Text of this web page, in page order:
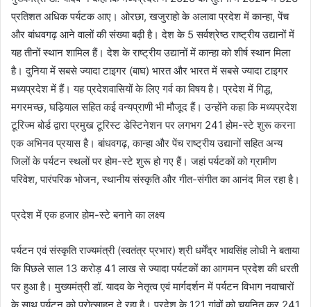
प्रतिशत अधिक पर्यटक आए। ओरछा, खजुराहो के अलावा प्रदेश में कान्हा, पेंच
और बांधवगढ़ आने वालों की संख्या बढ़ी है। देश के 5 सर्वश्रेष्ठ राष्ट्रीय उद्यानों में
यह तीनों स्थान शामिल हैं। देश के राष्ट्रीय उद्यानों में कान्हा को शीर्ष स्थान मिला
है। दुनिया में सबसे ज्यादा टाइगर (बाघ) भारत और भारत में सबसे ज्यादा टाइगर
मध्यप्रदेश में हैं। यह प्रदेशवासियों के लिए गर्व का विषय है। प्रदेश में गिद्ध,
मगरमच्छ, घड़ियाल सहित कई वन्यप्राणी भी मौजूद हैं। उन्होंने कहा कि मध्यप्रदेश
टूरिज्म बोर्ड द्वारा प्रमुख टूरिस्ट डेस्टिनेशन पर लगभग 241 होम-स्टे शुरू करना
एक अभिनव प्रयास है। बांधवगढ़, कान्हा और पेंच राष्ट्रीय उद्यानों सहित अन्य
जिलों के पर्यटन स्थलों पर होम-स्टे शुरू हो गए हैं। जहां पर्यटकों को ग्रामीण
परिवेश, पारंपरिक भोजन, स्थानीय संस्कृति और गीत-संगीत का आनंद मिल रहा है।
प्रदेश में एक हजार होम-स्टे बनाने का लक्ष्य
पर्यटन एवं संस्कृति राज्यमंत्री (स्वतंत्र प्रभार) श्री धर्मेंद्र भावसिंह लोधी ने बताया
कि पिछले साल 13 करोड़ 41 लाख से ज्यादा पर्यटकों का आगमन प्रदेश की धरती
पर हुआ है। मुख्यमंत्री डॉ. यादव के नेतृत्व एवं मार्गदर्शन में पर्यटन विभाग नवाचारों